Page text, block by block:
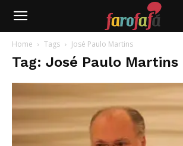
Farofafá
Home Tags José Paulo Martins
Tag: José Paulo Martins